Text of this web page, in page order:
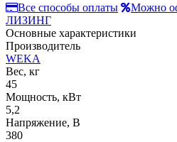
Все способы оплаты
Можно
ЛИЗИНГ
Основные характеристики
Производитель
WEKA
Вес, кг
45
Мощность, кВт
5,2
Напряжение, В
380